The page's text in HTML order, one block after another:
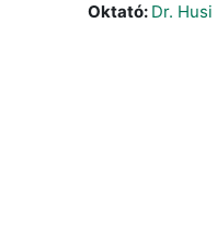
Oktató: Dr. Husi